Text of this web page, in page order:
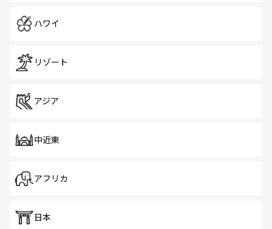
ハワイ
リゾート
アジア
中近東
アフリカ
日本